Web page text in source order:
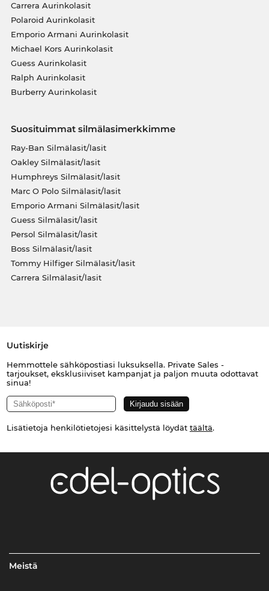
Carrera Aurinkolasit
Polaroid Aurinkolasit
Emporio Armani Aurinkolasit
Michael Kors Aurinkolasit
Guess Aurinkolasit
Ralph Aurinkolasit
Burberry Aurinkolasit
Suosituimmat silmälasimerkkimme
Ray-Ban Silmälasit/lasit
Oakley Silmälasit/lasit
Humphreys Silmälasit/lasit
Marc O Polo Silmälasit/lasit
Emporio Armani Silmälasit/lasit
Guess Silmälasit/lasit
Persol Silmälasit/lasit
Boss Silmälasit/lasit
Tommy Hilfiger Silmälasit/lasit
Carrera Silmälasit/lasit
Uutiskirje
Hemmottele sähköpostiasi luksuksella. Private Sales -
tarjoukset, eksklusiiviset kampanjat ja paljon muuta odottavat
sinua!
Lisätietoja henkilötietojesi käsittelystä löydät täältä.
Meistä